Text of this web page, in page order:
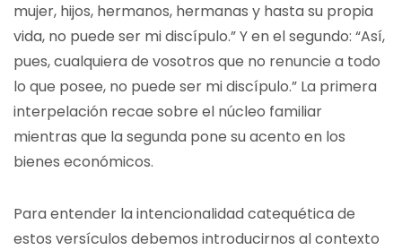
mujer, hijos, hermanos, hermanas y hasta su propia
vida, no puede ser mi discípulo.” Y en el segundo: “Así,
pues, cualquiera de vosotros que no renuncie a todo
lo que posee, no puede ser mi discípulo.” La primera
interpelación recae sobre el núcleo familiar
mientras que la segunda pone su acento en los
bienes económicos.
Para entender la intencionalidad catequética de
estos versículos debemos introducirnos al contexto